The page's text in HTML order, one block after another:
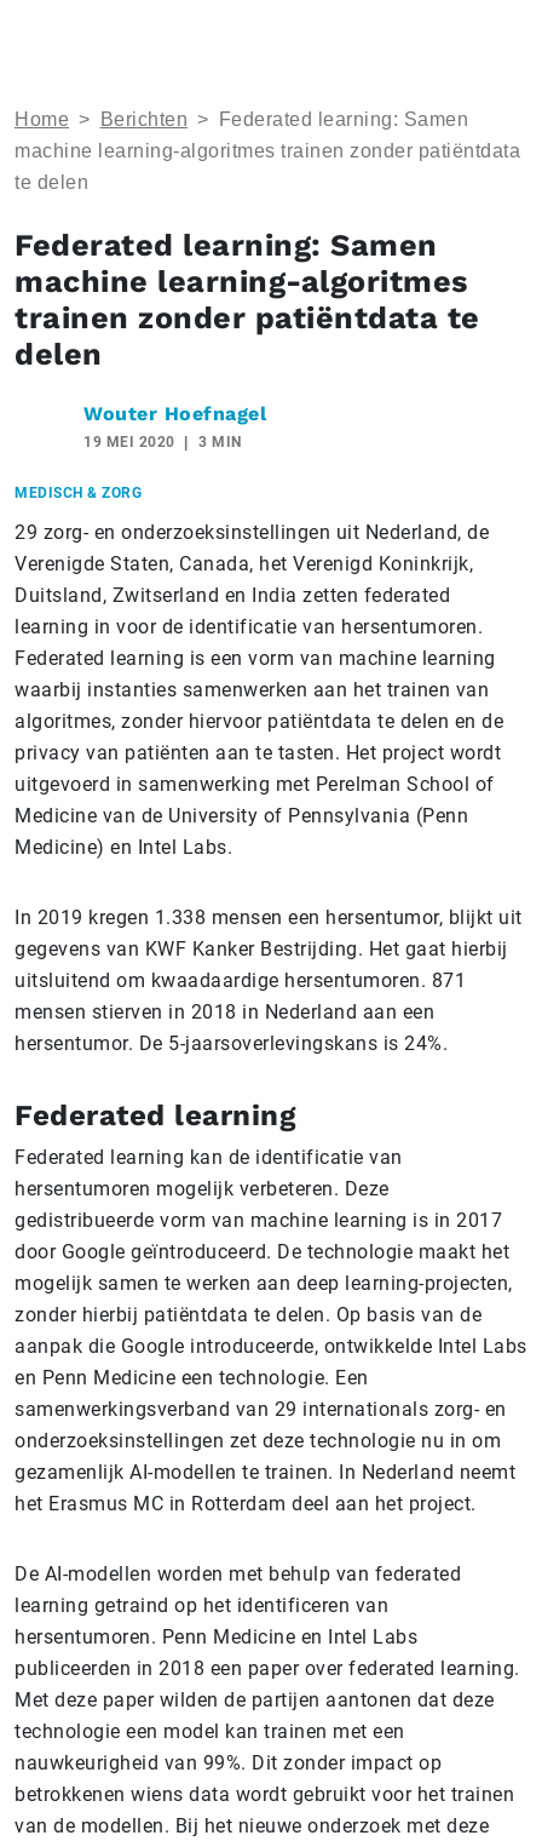
Home > Berichten >
Federated learning: Samen
machine learning-algoritmes trainen zonder patiëntdata
te delen
Federated learning: Samen
machine learning-algoritmes
trainen zonder patiëntdata te
delen
Wouter Hoefnagel
19 MEI 2020 3 MIN
MEDISCH & ZORG
29 zorg- en onderzoeksinstellingen uit Nederland, de
Verenigde Staten, Canada, het Verenigd Koninkrijk,
Duitsland, Zwitserland en India zetten federated
learning in voor de identificatie van hersentumoren.
Federated learning is een vorm van machine learning
waarbij instanties samenwerken aan het trainen van
algoritmes, zonder hiervoor patiëntdata te delen en de
privacy van patiënten aan te tasten. Het project wordt
uitgevoerd in samenwerking met Perelman School of
Medicine van de University of Pennsylvania (Penn
Medicine) en Intel Labs.
In 2019 kregen 1.338 mensen een hersentumor, blijkt uit
gegevens van KWF Kanker Bestrijding. Het gaat hierbij
uitsluitend om kwaadaardige hersentumoren. 871
mensen stierven in 2018 in Nederland aan een
hersentumor. De 5-jaarsoverlevingskans is 24%.
Federated learning
Federated learning kan de identificatie van
hersentumoren mogelijk verbeteren. Deze
gedistribueerde vorm van machine learning is in 2017
door Google geïntroduceerd. De technologie maakt het
mogelijk samen te werken aan deep learning-projecten,
zonder hierbij patiëntdata te delen. Op basis van de
aanpak die Google introduceerde, ontwikkelde Intel Labs
en Penn Medicine een technologie. Een
samenwerkingsverband van 29 internationals zorg- en
onderzoeksinstellingen zet deze technologie nu in om
gezamenlijk AI-modellen te trainen. In Nederland neemt
het Erasmus MC in Rotterdam deel aan het project.
De AI-modellen worden met behulp van federated
learning getraind op het identificeren van
hersentumoren. Penn Medicine en Intel Labs
publiceerden in 2018 een paper over federated learning.
Met deze paper wilden de partijen aantonen dat deze
technologie een model kan trainen met een
nauwkeurigheid van 99%. Dit zonder impact op
betrokkenen wiens data wordt gebruikt voor het trainen
van de modellen. Bij het nieuwe onderzoek met deze